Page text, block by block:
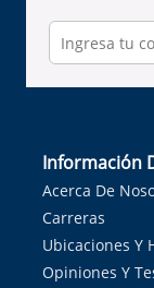
Información
Acerca De
Carreras
Ubicaciones Y
Opiniones Y